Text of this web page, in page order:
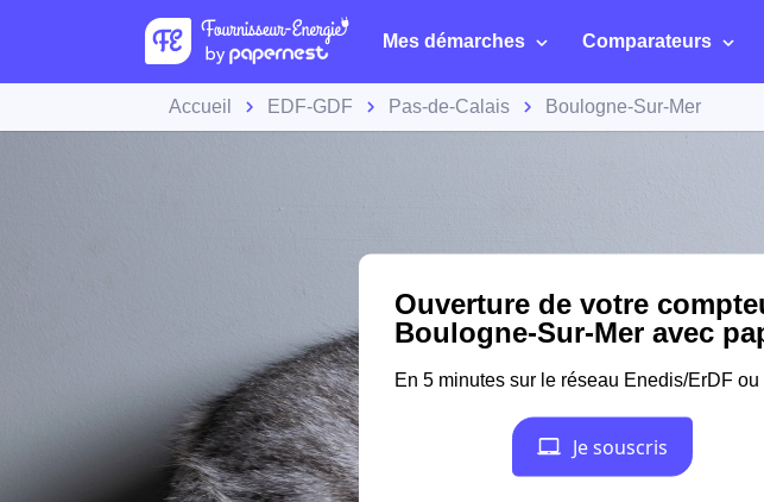
Mes démarches Comparateurs
Accueil EDF-GDF Pas-de-Calais Boulogne-Sur-Mer